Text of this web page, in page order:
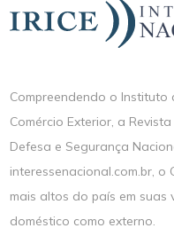
Compreendendo o Instituto
Comércio Exterior, a
Defesa e Segurança
interessenacional.com.br, o
mais altos do país em
doméstico como externo.